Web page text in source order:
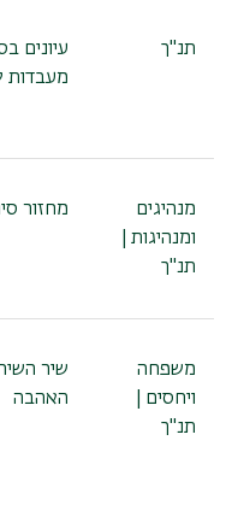
תנ"ך
עיונים
מעבדות
מנהיגים
ומנהיגות |
תנ"ך
מחזור
משפחה
ויחסים |
תנ"ך
שיר
האהבה